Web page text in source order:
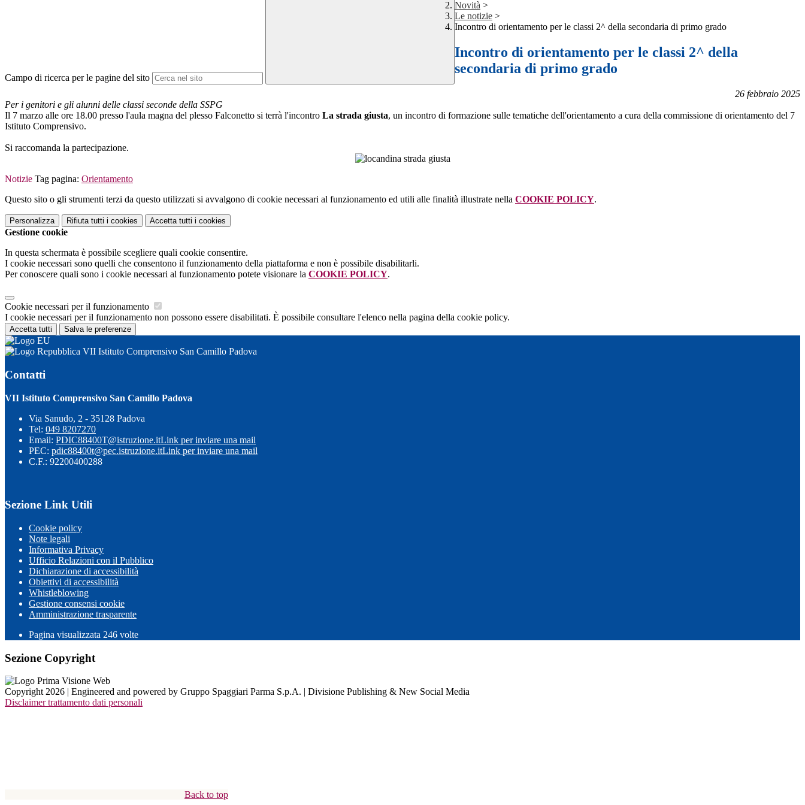
Campo di ricerca per le pagine del sito
Novità >
Le notizie >
Incontro di orientamento per le classi 2^ della secondaria di primo grado
Incontro di orientamento per le classi 2^ della
secondaria di primo grado
26 febbraio 2025
Per i genitori e gli alunni delle classi seconde della SSPG
Il 7 marzo alle ore 18.00 presso l'aula magna del plesso Falconetto si terrà l'incontro La strada giusta, un incontro di formazione sulle tematiche dell'orientamento a cura della commissione di orientamento del 7
Istituto Comprensivo.
Si raccomanda la partecipazione.
Notizie Tag pagina: Orientamento
Questo sito o gli strumenti terzi da questo utilizzati si avvalgono di cookie necessari al funzionamento ed utili alle finalità illustrate nella COOKIE POLICY.
Personalizza Rifiuta tutti i cookies Accetta tutti i cookies
Gestione cookie
In questa schermata è possibile scegliere quali cookie consentire.
I cookie necessari sono quelli che consentono il funzionamento della piattaforma e non è possibile disabilitarli.
Per conoscere quali sono i cookie necessari al funzionamento potete visionare la COOKIE POLICY.
Cookie necessari per il funzionamento
I cookie necessari per il funzionamento non possono essere disabilitati. È possibile consultare l'elenco nella pagina della cookie policy.
Accetta tutti Salva le preferenze
VII Istituto Comprensivo San Camillo Padova
Contatti
VII Istituto Comprensivo San Camillo Padova
Via Sanudo, 2 - 35128 Padova
Tel: 049 8207270
Email: PDIC88400T@istruzione.itLink per inviare una mail
PEC: pdic88400t@pec.istruzione.itLink per inviare una mail
C.F.: 92200400288
Sezione Link Utili
Cookie policy
Note legali
Informativa Privacy
Ufficio Relazioni con il Pubblico
Dichiarazione di accessibilità
Obiettivi di accessibilità
Whistleblowing
Gestione consensi cookie
Amministrazione trasparente
Pagina visualizzata 246 volte
Sezione Copyright
Copyright 2026 | Engineered and powered by Gruppo Spaggiari Parma S.p.A. | Divisione Publishing & New Social Media
Disclaimer trattamento dati personali
Back to top